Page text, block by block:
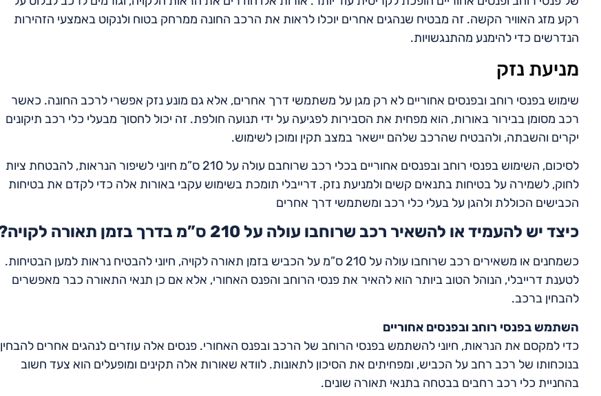
רקע מזג האוויר הקשה. זה מבטיח שנהגים אחרים יוכלו לראות את הרכב החונה ממרחק בטוח ולנקוט באמצעי הזהירות
הנדרשים כדי להימנע מהתנגשויות.
מניעת נזק
שימוש בפנסי רוחב ובפנסים אחוריים לא רק מגן על משתמשי דרך אחרים, אלא גם מונע נזק אפשרי לרכב החונה. כאשר
רכב מסומן בבירור באורות, הוא מפחית את הסבירות לפגיעה על ידי תנועה חולפת. זה יכול לחסוך מבעלי כלי רכב תיקונים
יקרים והשבתה, ולהבטיח שהרכב שלהם יישאר במצב תקין ומוכן לשימוש.
לסיכום, השימוש בפנסי רוחב ובפנסים אחוריים בכלי רכב שרוחבם עולה על 210 ס”מ חיוני לשיפור הנראות, להבטחת ציות
לחוק, לשמירה על בטיחות בתנאים קשים ולמניעת נזק. דרייבלי תומכת בשימוש עקבי באורות אלה כדי לקדם את בטיחות
הכבישים הכוללת ולהגן על בעלי כלי רכב ומשתמשי דרך אחרים
כיצד יש להעמיד או להשאיר רכב שרוחבו עולה על 210 ס”מ בדרך בזמן תאורה לקויה?
כשמחנים או משאירים רכב שרוחבו עולה על 210 ס”מ על הכביש בזמן תאורה לקויה, חיוני להבטיח נראות למען הבטיחות.
לטענת דרייבלי, הנוהל הטוב ביותר הוא להאיר את פנסי הרוחב והפנס האחורי, אלא אם כן תנאי התאורה כבר מאפשרים
להבחין ברכב.
השתמש בפנסי רוחב ובפנסים אחוריים
כדי למקסם את הנראות, חיוני להשתמש בפנסי הרוחב של הרכב ובפנס האחורי. פנסים אלה עוזרים לנהגים אחרים להבחין
בנוכחותו של רכב רחב על הכביש, ומפחיתים את הסיכון לתאונות. לוודא שאורות אלה תקינים ומופעלים הוא צעד חשוב
בהחניית כלי רכב רחבים בבטחה בתנאי תאורה שונים.